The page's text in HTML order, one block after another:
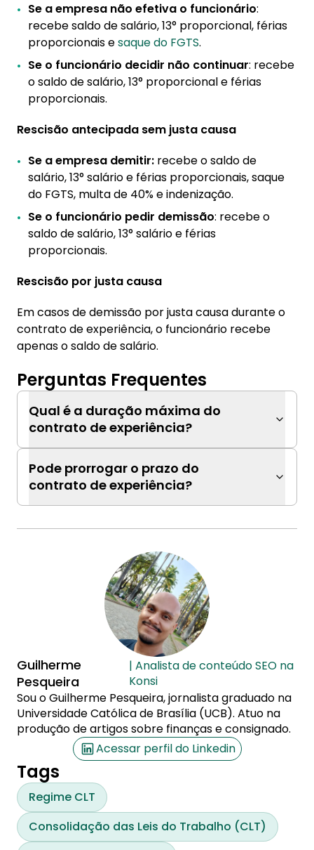
Se a empresa não efetiva o funcionário:
recebe saldo de salário, 13° proporcional, férias
proporcionais esaque do FGTS.
Se o funcionário decidir não continuar: recebe
o saldo de salário, 13° proporcional e férias
proporcionais.
Rescisão antecipada sem justa causa
Se a empresa demitir: recebe o saldo de
salário, 13° salário e férias proporcionais, saque
do FGTS, multa de 40% e indenização.
Se o funcionário pedir demissão: recebe o
saldo de salário, 13° salário e férias
proporcionais.
Rescisão por justa causa
Em casos de demissão por justa causa durante o
contrato de experiência, o funcionário recebe
apenas o saldo de salário.
Perguntas Frequentes
Qual é a duração máxima do
contrato de experiência?
Pode prorrogar o prazo do
contrato de experiência?
Guilherme
Pesqueira
| Analista de conteúdo SEO na
Konsi
Sou o Guilherme Pesqueira, jornalista graduado na
Universidade Católica de Brasília (UCB). Atuo na
produção de artigos sobre finanças e consignado.
Acessar perfil do Linkedin
Tags
Regime CLT
Consolidação das Leis do Trabalho (CLT)